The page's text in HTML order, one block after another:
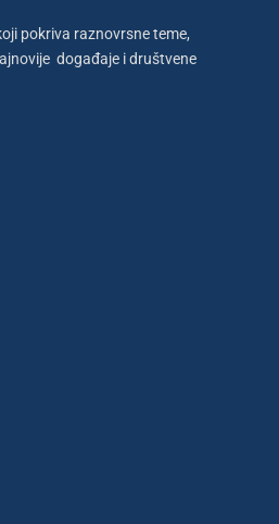
pokriva raznovrsne teme,
događaje i društvene